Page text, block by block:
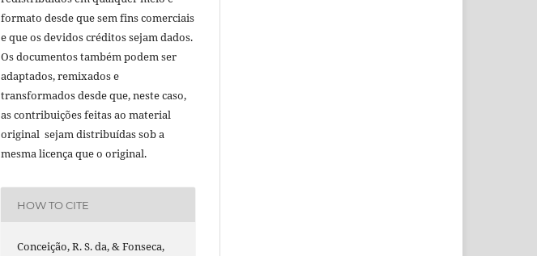
formato desde que sem fins comerciais
e que os devidos créditos sejam dados.
Os documentos também podem ser
adaptados, remixados e
transformados desde que, neste caso,
as contribuições feitas ao material
original sejam distribuídas sob a
mesma licença que o original.
HOW TO CITE
Conceição, R. S. da, & Fonseca,